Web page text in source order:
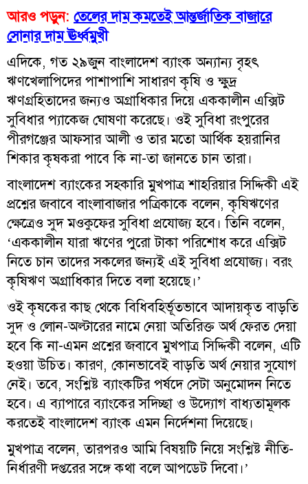
আরও পড়ুন: তেলের দাম কমতেই আন্তর্জাতিক বাজারে
সোনার দাম ঊর্ধ্বমুখী
এদিকে, গত ২৯জুন বাংলাদেশ ব্যাংক অন্যান্য বৃহৎ
ঋণখেলাপিদের পাশাপাশি সাধারণ কৃষি ও ক্ষুদ্র
ঋণগ্রহিতাদের জন্যও অগ্রাধিকার দিয়ে এককালীন এক্সিট
সুবিধার প্যাকেজ ঘোষণা করেছে। ওই সুবিধা রংপুরের
পীরগঞ্জের আফসার আলী ও তার মতো আর্থিক হয়রানির
শিকার কৃষকরা পাবে কি না-তা জানতে চান তারা।
বাংলাদেশ ব্যাংকের সহকারি মুখপাত্র শাহরিয়ার সিদ্দিকী এই
প্রশ্নের জবাবে বাংলাবাজার পত্রিকাকে বলেন, কৃষিঋণের
ক্ষেত্রেও সুদ মওকুফের সুবিধা প্রযোজ্য হবে। তিনি বলেন,
‘এককালীন যারা ঋণের পুরো টাকা পরিশোধ করে এক্সিট
নিতে চান তাদের সকলের জন্যই এই সুবিধা প্রযোজ্য। বরং
কৃষিঋণ অগ্রাধিকার দিতে বলা হয়েছে।’
ওই কৃষকের কাছ থেকে বিধিবহির্ভূতভাবে আদায়কৃত বাড়তি
সুদ ও লোন-অল্টারের নামে নেয়া অতিরিক্ত অর্থ ফেরত দেয়া
হবে কি না-এমন প্রশ্নের জবাবে মুখপাত্র সিদ্দিকী বলেন, এটি
হওয়া উচিত। কারণ, কোনভাবেই বাড়তি অর্থ নেয়ার সুযোগ
নেই। তবে, সংশ্লিষ্ট ব্যাংকটির পর্ষদে সেটা অনুমোদন নিতে
হবে। এ ব্যাপারে ব্যাংকের সদিচ্ছা ও উদ্যোগ বাধ্যতামূলক
করতেই বাংলাদেশ ব্যাংক এমন নির্দেশনা দিয়েছে।
মুখপাত্র বলেন, তারপরও আমি বিষয়টি নিয়ে সংশ্লিষ্ট নীতি-
নির্ধারণী দপ্তরের সঙ্গে কথা বলে আপডেট দিবো।’